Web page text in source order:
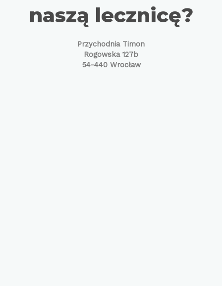
naszą lecznicę?
Przychodnia Timon
Rogowska 127b
54-440 Wrocław